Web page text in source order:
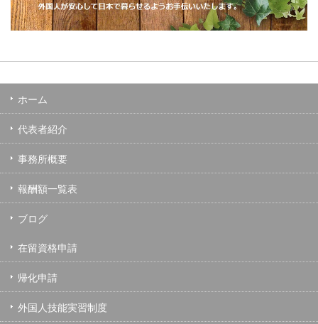
ホーム
代表者紹介
事務所概要
報酬額一覧表
ブログ
在留資格申請
帰化申請
外国人技能実習制度